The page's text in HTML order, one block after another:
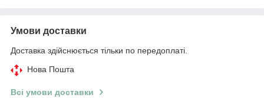
Умови доставки
Доставка здійснюється тільки по передоплаті.
Нова Пошта
Всі умови доставки